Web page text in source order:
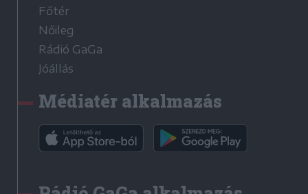
Főtér
Nőileg
Rádió GaGa
Jóállás
Médiatér alkalmazás